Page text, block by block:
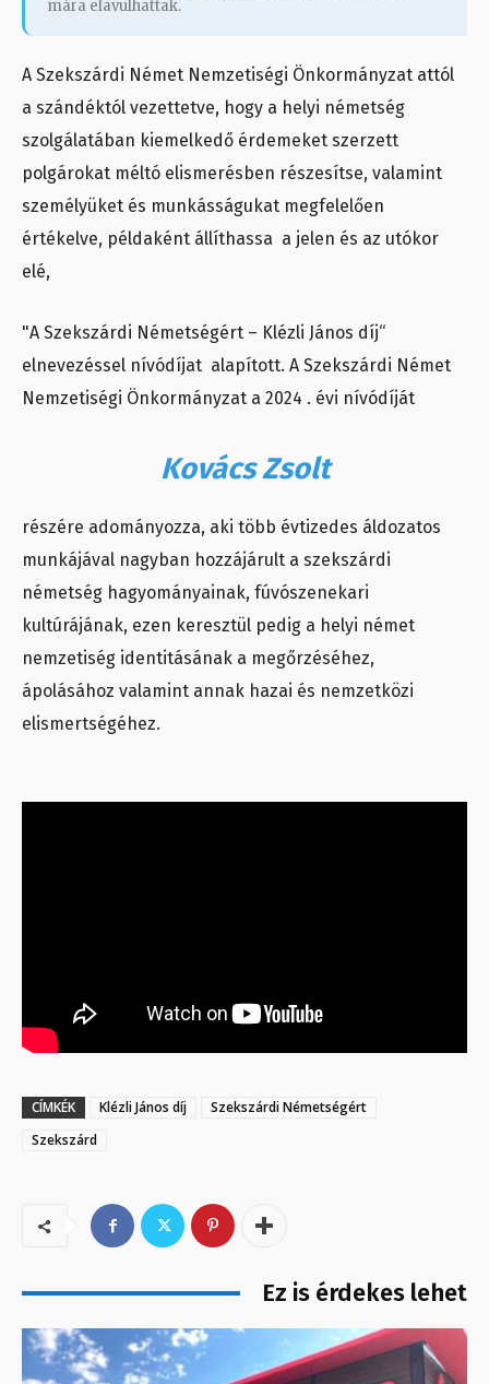
mára elavulhattak.
A Szekszárdi Német Nemzetiségi Önkormányzat attól
a szándéktól vezettetve, hogy a helyi németség
szolgálatában kiemelkedő érdemeket szerzett
polgárokat méltó elismerésben részesítse, valamint
személyüket és munkásságukat megfelelően
értékelve, példaként állíthassa a jelen és az utókor
elé,
"A Szekszárdi Németségért – Klézli János díj“
elnevezéssel nívódíjat alapított. A Szekszárdi Német
Nemzetiségi Önkormányzat a 2024 . évi nívódíját
Kovács Zsolt
részére adományozza, aki több évtizedes áldozatos
munkájával nagyban hozzájárult a szekszárdi
németség hagyományainak, fúvószenekari
kultúrájának, ezen keresztül pedig a helyi német
nemzetiség identitásának a megőrzéséhez,
ápolásához valamint annak hazai és nemzetközi
elismertségéhez.
CÍMKÉK Klézli János díj
Szekszárdi Németségért
Szekszárd
Ez is érdekes lehet